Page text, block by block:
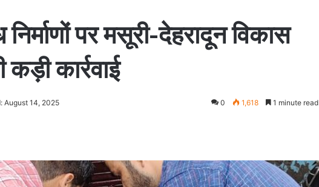
पर मसूरी-देहरादून विकास
कार्रवाई
August 14, 2025 0 1,618 1 minute read